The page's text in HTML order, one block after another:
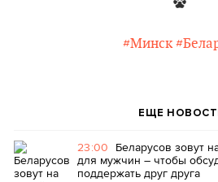
#Минск
ЕЩЕ
23:00 Беларусов зовут
для мужчин – чтобы
поддержать друг друга